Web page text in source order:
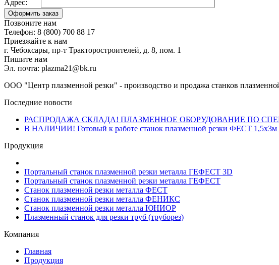
Адрес:
Позвоните нам
Телефон: 8 (800) 700 88 17
Приезжайте к нам
г. Чебоксары, пр-т Тракторостроителей, д. 8, пом. 1
Пишите нам
Эл. почта: plazma21@bk.ru
ООО "Центр плазменной резки" - производство и продажа станков
Последние новости
РАСПРОДАЖА СКЛАДА! ПЛАЗМЕННОЕ ОБОРУДОВАНИЕ ПО
В НАЛИЧИИ! Готовый к работе станок плазменной резки ФЕСТ 1,5х3м
Продукция
Портальный станок плазменной резки металла ГЕФЕСТ 3D
Портальный станок плазменной резки металла ГЕФЕСТ
Станок плазменной резки металла ФЕСТ
Станок плазменной резки металла ФЕНИКС
Станок плазменной резки металла ЮНИОР
Плазменный станок для резки труб (труборез)
Компания
Главная
Продукция